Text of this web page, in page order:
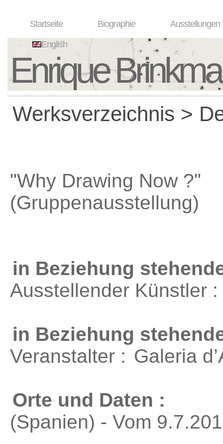
Startseite Biographie Ausstellungen
English
Enrique
Werksverzeichnis >
"Why Drawing Now ?"
(Gruppenausstellung)
in Beziehung
Ausstellender Künstler
in Beziehung
Veranstalter : Galeria
Orte und Daten :
(Spanien) - Vom